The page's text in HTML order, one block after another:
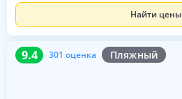
Найти цены
9.4 301 оценка Пляжный
9.4 301 оценка